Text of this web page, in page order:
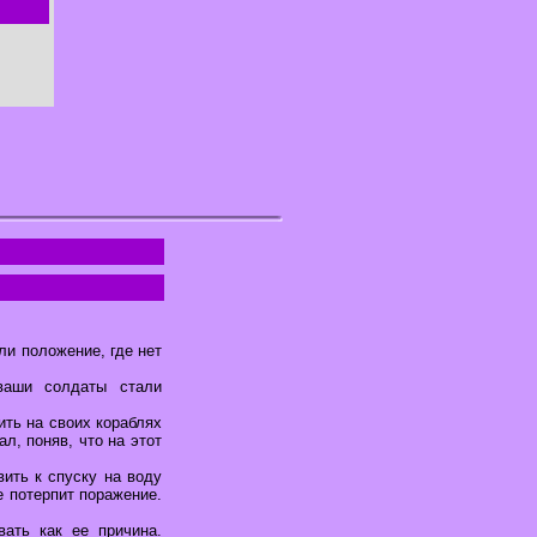
положение, где нет
солдаты стали
на своих кораблях
поняв, что на этот
к спуску на воду
поражение.
как ее причина.